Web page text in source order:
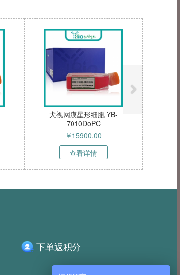
犬视网膜星形细胞 YB-
7010DoPC
￥ 15900.00
查看详情
下单返积分